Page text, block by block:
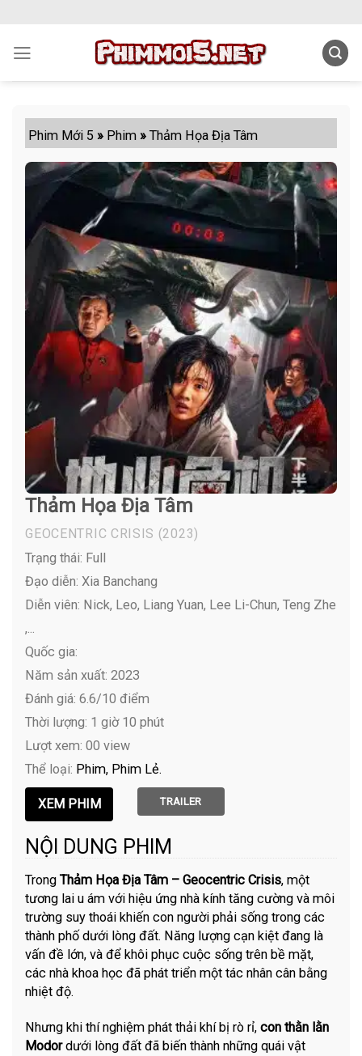
content
Phim Mới 5 » Phim »Thảm Họa Địa Tâm
Thảm Họa Địa Tâm
GEOCENTRIC CRISIS (2023)
Trạng thái: Full
Đạo diễn: Xia Banchang
Diễn viên: Nick, Leo, Liang Yuan, Lee Li-Chun, Teng Zhe
,...
Quốc gia:
Năm sản xuất: 2023
Đánh giá: 6.6/10 điểm
Thời lượng: 1 giờ 10 phút
Lượt xem: 00 view
Thể loại: Phim Phim Lẻ
TRAILER
NỘI DUNG PHIM
TrongThảm Họa Địa Tâm – Geocentric Crisis, một
tương lai u ám với hiệu ứng nhà kính tăng cường và môi
trường suy thoái khiến con người phải sống trong các
thành phố dưới lòng đất. Năng lượng cạn kiệt đang là
vấn đề lớn, và để khôi phục cuộc sống trên bề mặt,
các nhà khoa học đã phát triển một tác nhân cân bằng
nhiệt độ.
Nhưng khi thí nghiệm phát thải khí bị rò rỉ,con thằn lằn
Modordưới lòng đất đã biến thành những quái vật